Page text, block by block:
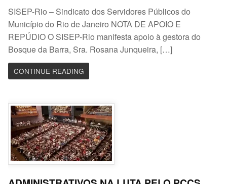
SISEP-Rio – Sindicato dos Servidores Públicos do
Município do Rio de Janeiro NOTA DE APOIO E
REPÚDIO O SISEP-Rio manifesta apoio à gestora do
Bosque da Barra, Sra. Rosana Junqueira, […]
CONTINUE READING